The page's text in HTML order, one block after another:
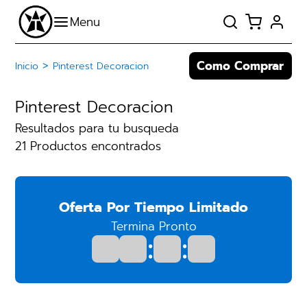
Inicio > Pinterest Decoracion Como Comprar
Pinterest Decoracion
Resultados para tu busqueda
21 Productos encontrados
Oferta Por Tiempo Limitado
Termina Pronto
: :